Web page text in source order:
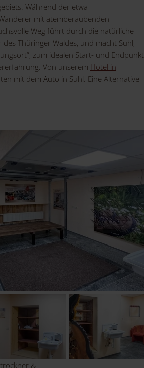
Während der etwa
mit atemberaubenden
Weg führt durch die natürliche
Thüringer Waldes, und macht Suhl,
zum idealen Start- und Endpunkt
Von unserem Hotel in
mit dem Auto in Suhl. Eine Alternative
&